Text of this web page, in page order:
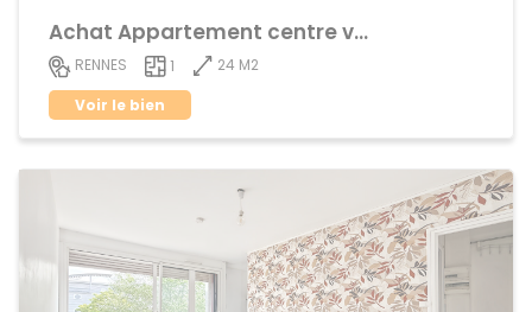
Achat Appartement centre ville
RENNES 1
24 M2
Voir le bien